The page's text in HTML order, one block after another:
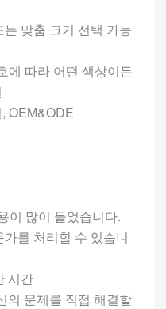
맞춤 크기 선택 가능
에 따라 어떤 색상이든
OEM&ODE
이 많이 들었습니다.
를 처리할 수 있습니
시간
의 문제를 직접 해결할